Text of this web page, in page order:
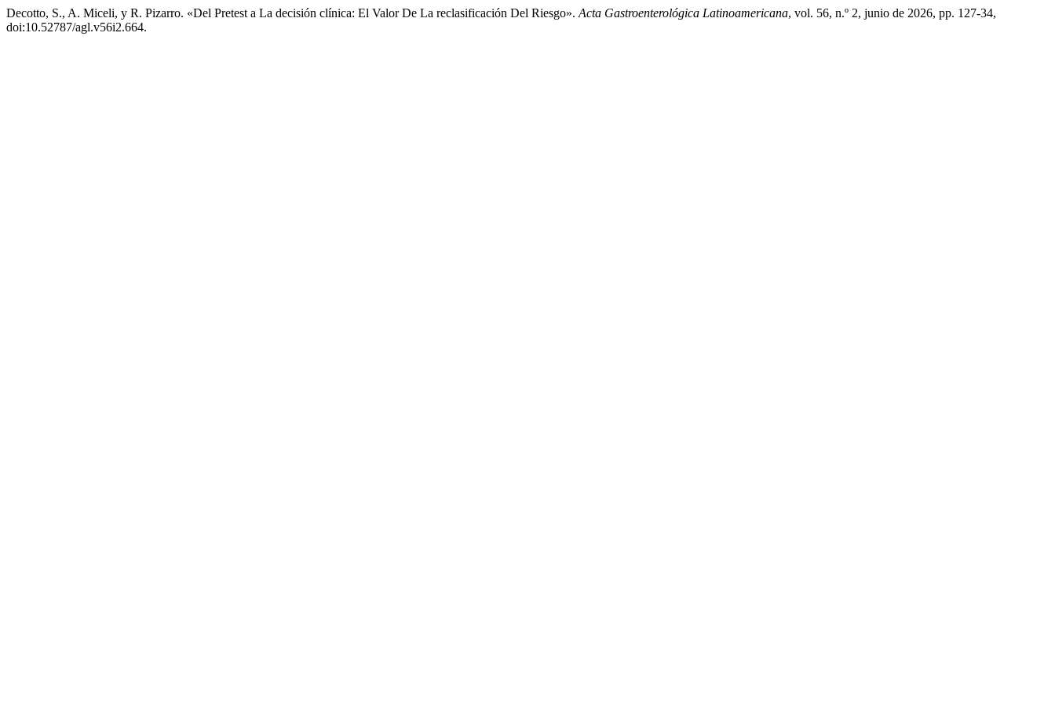
Decotto, S., A. Miceli, y R. Pizarro. «Del Pretest a La decisión clínica: El Valor De La reclasificación Del Riesgo». Acta Gastroenterológica Latinoamericana, vol. 56, n.º 2, junio de 2026, pp. 127-34,
doi:10.52787/agl.v56i2.664.